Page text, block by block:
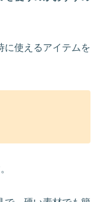
に使えるアイテムを